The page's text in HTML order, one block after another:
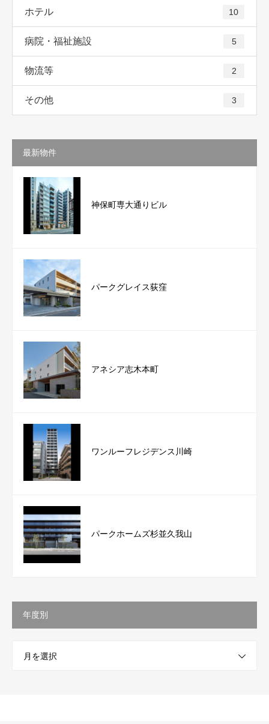
ホテル 10
病院・福祉施設 5
物流等 2
その他 3
最新物件
神保町専大通りビル
パークグレイス荻窪
アネシア志木本町
ワンルーフレジデンス川崎
パークホームズ杉並久我山
年度別
月を選択